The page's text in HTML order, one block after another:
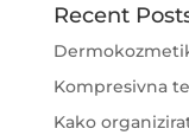
Recent
Kompresivna
Kako